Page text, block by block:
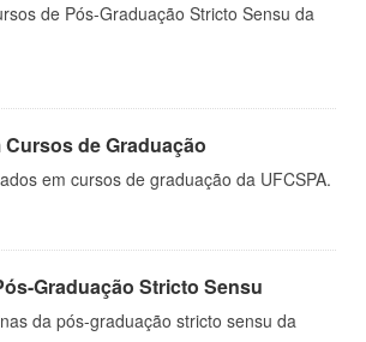
de Pós-Graduação Stricto Sensu da
de Graduação
em cursos de graduação da UFCSPA.
Graduação Stricto Sensu
da pós-graduação stricto sensu da